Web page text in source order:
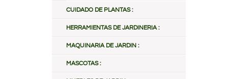
CUIDADO DE PLANTAS :
HERRAMIENTAS DE JARDINERIA :
MAQUINARIA DE JARDIN :
MASCOTAS :